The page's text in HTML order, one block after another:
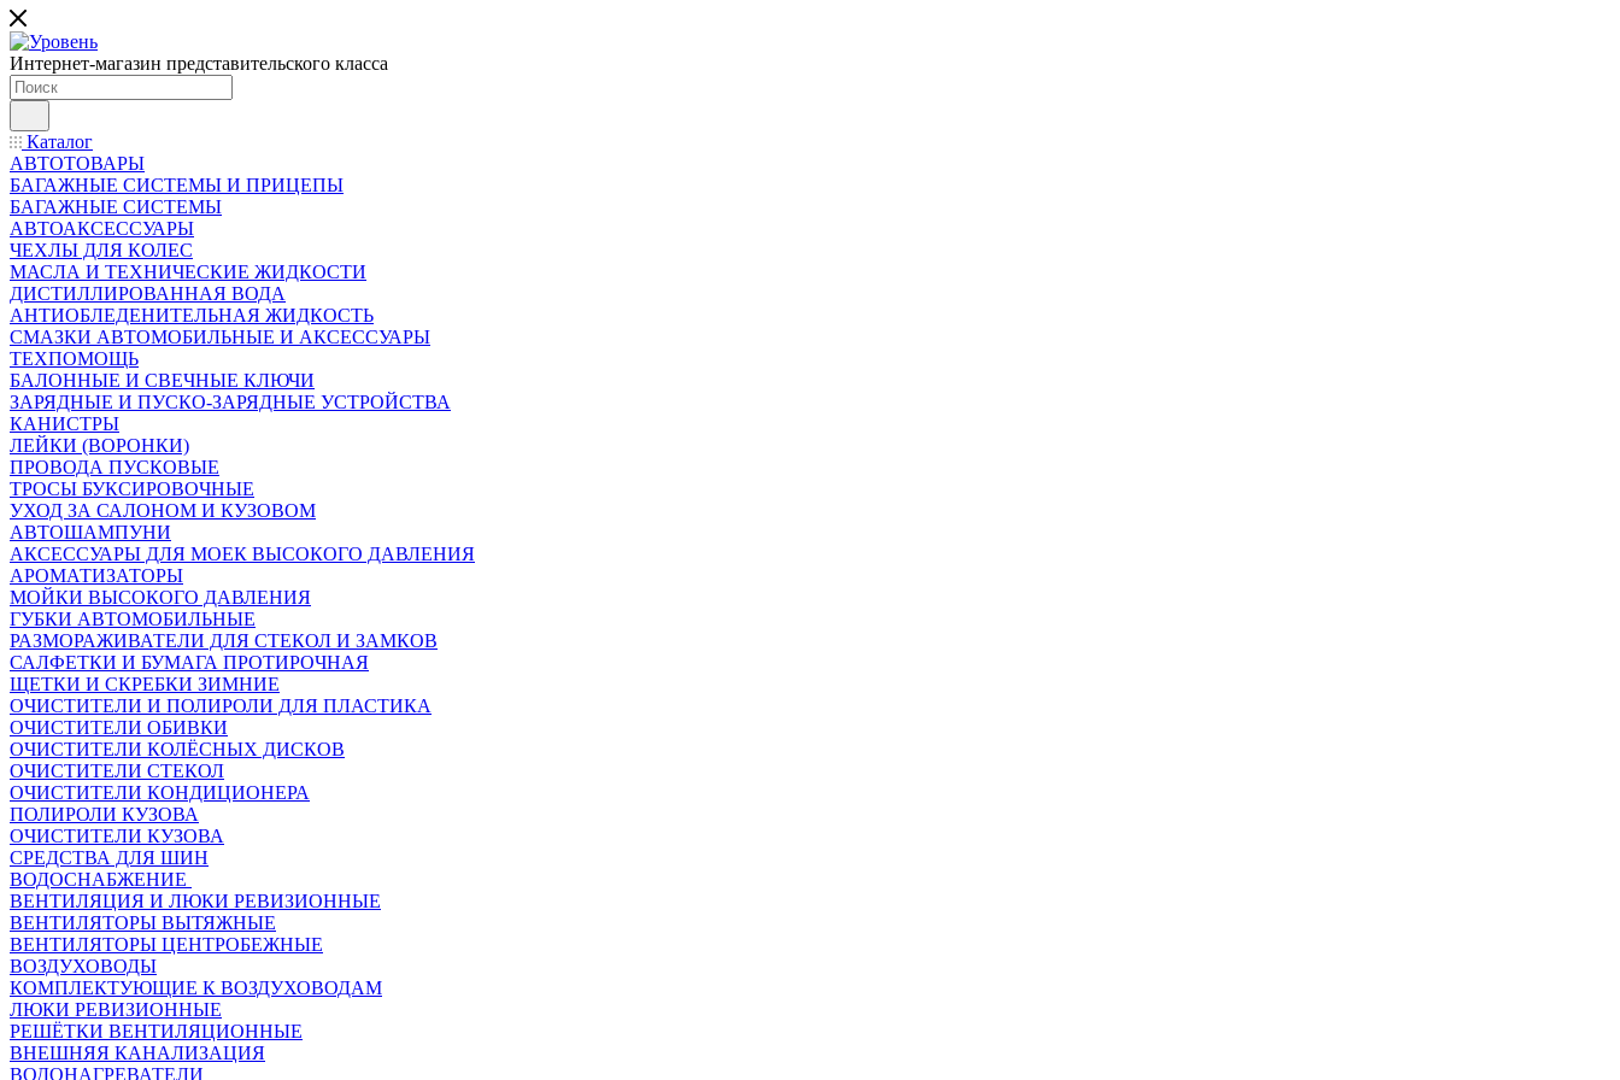
Интернет-магазин представительского класса
Каталог
АВТОТОВАРЫ
БАГАЖНЫЕ СИСТЕМЫ И ПРИЦЕПЫ
БАГАЖНЫЕ СИСТЕМЫ
АВТОАКСЕССУАРЫ
ЧЕХЛЫ ДЛЯ КОЛЕС
МАСЛА И ТЕХНИЧЕСКИЕ ЖИДКОСТИ
ДИСТИЛЛИРОВАННАЯ ВОДА
АНТИОБЛЕДЕНИТЕЛЬНАЯ ЖИДКОСТЬ
СМАЗКИ АВТОМОБИЛЬНЫЕ И АКСЕССУАРЫ
ТЕХПОМОЩЬ
БАЛОННЫЕ И СВЕЧНЫЕ КЛЮЧИ
ЗАРЯДНЫЕ И ПУСКО-ЗАРЯДНЫЕ УСТРОЙСТВА
КАНИСТРЫ
ЛЕЙКИ (ВОРОНКИ)
ПРОВОДА ПУСКОВЫЕ
ТРОСЫ БУКСИРОВОЧНЫЕ
УХОД ЗА САЛОНОМ И КУЗОВОМ
АВТОШАМПУНИ
АКСЕССУАРЫ ДЛЯ МОЕК ВЫСОКОГО ДАВЛЕНИЯ
АРОМАТИЗАТОРЫ
МОЙКИ ВЫСОКОГО ДАВЛЕНИЯ
ГУБКИ АВТОМОБИЛЬНЫЕ
РАЗМОРАЖИВАТЕЛИ ДЛЯ СТЕКОЛ И ЗАМКОВ
САЛФЕТКИ И БУМАГА ПРОТИРОЧНАЯ
ЩЕТКИ И СКРЕБКИ ЗИМНИЕ
ОЧИСТИТЕЛИ И ПОЛИРОЛИ ДЛЯ ПЛАСТИКА
ОЧИСТИТЕЛИ ОБИВКИ
ОЧИСТИТЕЛИ КОЛЁСНЫХ ДИСКОВ
ОЧИСТИТЕЛИ СТЕКОЛ
ОЧИСТИТЕЛИ КОНДИЦИОНЕРА
ПОЛИРОЛИ КУЗОВА
ОЧИСТИТЕЛИ КУЗОВА
СРЕДСТВА ДЛЯ ШИН
ВОДОСНАБЖЕНИЕ
ВЕНТИЛЯЦИЯ И ЛЮКИ РЕВИЗИОННЫЕ
ВЕНТИЛЯТОРЫ ВЫТЯЖНЫЕ
ВЕНТИЛЯТОРЫ ЦЕНТРОБЕЖНЫЕ
ВОЗДУХОВОДЫ
КОМПЛЕКТУЮЩИЕ К ВОЗДУХОВОДАМ
ЛЮКИ РЕВИЗИОННЫЕ
РЕШЁТКИ ВЕНТИЛЯЦИОННЫЕ
ВНЕШНЯЯ КАНАЛИЗАЦИЯ
ВОДОНАГРЕВАТЕЛИ